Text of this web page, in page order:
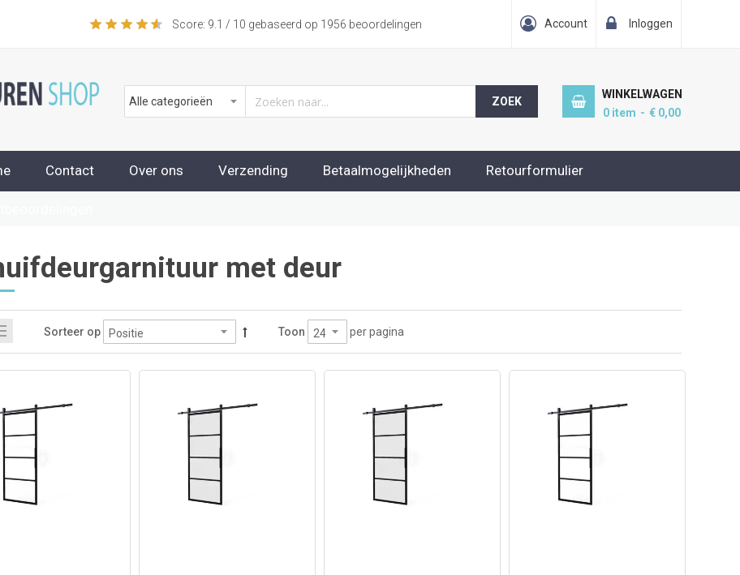
Score: 9.1 / 10 gebaseerd op 1956 beoordelingen Account Inloggen
ZOEK
WINKELWAGEN
0 item € 0,00
Contact Over ons Verzending Betaalmogelijkheden Retourformulier
met deur
Sorteer op Toon per pagina